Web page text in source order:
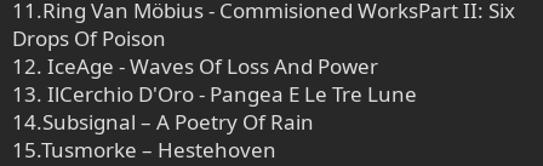
11.Ring Van Möbius - Commisioned WorksPart II: Six
Drops Of Poison
12. IceAge - Waves Of Loss And Power
13. IlCerchio D'Oro - Pangea E Le Tre Lune
14.Subsignal – A Poetry Of Rain
15.Tusmorke – Hestehoven